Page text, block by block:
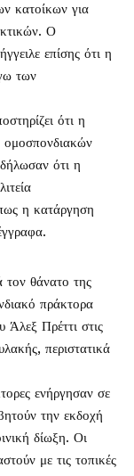
κατοίκων για
Ο
επίσης ότι η
των
ότι η
ομοσπονδιακών
ότι η
η κατάργηση
θάνατο της
πράκτορα
Άλεξ Πρέττι στις
περιστατικά
ενήργησαν σε
την εκδοχή
δίωξη. Οι
με τις τοπικές